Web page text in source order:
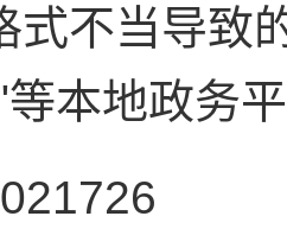
式不当导致
本地政务